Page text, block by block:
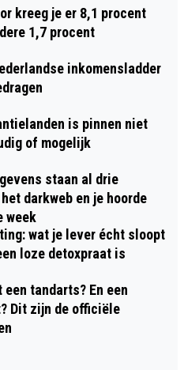
kreeg je er 8,1 procent
1,7 procent
inkomensladder
is pinnen niet
of mogelijk
staan al drie
darkweb en je hoorde
week
wat je lever écht sloopt
loze detoxpraat is
tandarts? En een
Dit zijn de officiële